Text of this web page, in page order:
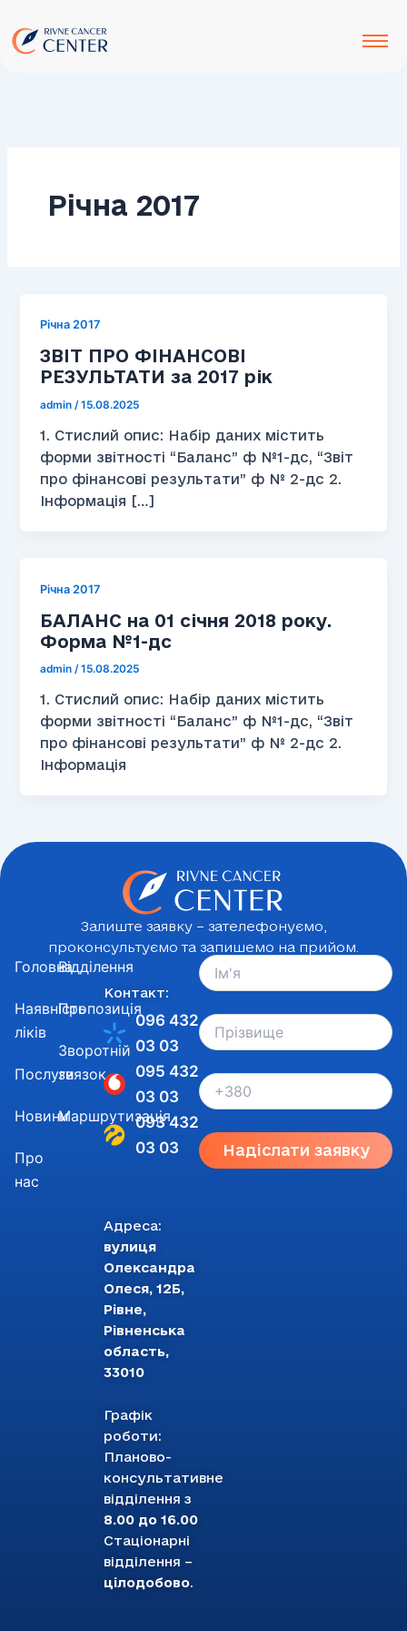
до
вмісту
Річна 2017
Річна 2017
ЗВІТ ПРО ФІНАНСОВІ
РЕЗУЛЬТАТИ за 2017 рік
admin/15.08.2025
1. Стислий опис: Набір даних містить
форми звітності “Баланс” ф №1-дс, “Звіт
про фінансові результати” ф № 2-дс 2.
Інформація […]
Річна 2017
БАЛАНС на 01 січня 2018 року.
Форма №1-дс
admin/15.08.2025
1. Стислий опис: Набір даних містить
форми звітності “Баланс” ф №1-дс, “Звіт
про фінансові результати” ф № 2-дс 2.
Інформація
Залиште заявку – зателефонуємо,
проконсультуємо та запишемо на прийом.
Адреса:
вулиця
Олександра
Олеся, 12Б,
Рівне,
Рівненська
область,
33010
Графік
роботи:
Планово-
консультативне
відділення з
8.00 до 16.00
Стаціонарні
відділення –
цілодобово.
Контакт:
096 432
03 03
095 432
03 03
093 432
03 03
Головна
Наявність
ліків
Послуги
Новини
Про
нас
Відділення
Пропозиція
Зворотній
звязок
Маршрутизація
Надіслати заявку